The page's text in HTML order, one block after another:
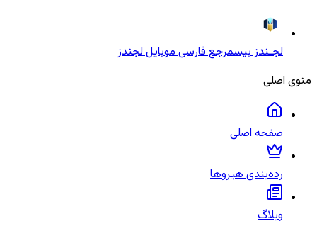
لجـندز بیسمرجع فارسی موبایل لجندز
منوی اصلی
صفحه اصلی
رده‌بندی هیروها
وبلاگ